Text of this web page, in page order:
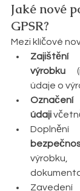
Jaké nové
GPSR?
Mezi klíčové
výrobku
údaje o
údaji